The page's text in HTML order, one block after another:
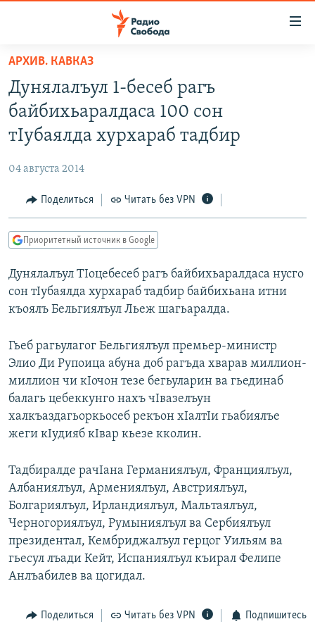
упрощенного
доступа
Вернуться
основному
Вернутся
Вернутся
поиску
ПОДКАСТЫ
АВТОРСКИЕ ПРОЕКТЫ
МНЕНИЯ
КУЛЬТУРА
КАВКАЗ.РЕАЛИИ
СЕВЕР.РЕАЛИИ
СИБИРЬ.РЕАЛИИ
ПОДПИШИТЕСЬ НА РАССЫЛКУ
СОЦИАЛЬНЫЕ СЕТИ
Все сайты РСЕ/РС
АРХИВ. КАВКАЗ
Дунялалъул 1-бесеб рагъ
байбихьаралдаса 100 сон
тIубаялда хурхараб тадбир
04 августа 2014
Поделиться Читать без VPN
Приоритетный источник в Google
Дунялалъул ТIоцебесеб рагъ байбихьаралдаса нусго
сон тIубаялда хурхараб тадбир байбихьана итни
къоялъ Бельгиялъул Льеж шагьаралда.
Гьеб рагьулагог Бельгиялъул премьер-министр
Элио Ди Рупоица абуна доб рагъда хварав миллион-
миллион чи кIочон тезе бегьуларин ва гьединаб
балагь цебеккунго нахъ чIвазелъун
халкъаздагьоркьосеб рекъон хIалтIи гьабиялъе
жеги кIудияб кIвар кьезе кколин.
Тадбиралде рачIана Германиялъул, Франциялъул,
Албаниялъул, Армениялъул, Австриялъул,
Болгариялъул, Ирландиялъул, Мальтаялъул,
Черногориялъул, Румыниялъул ва Сербиялъул
президентал, Кембриджалъул герцог Уильям ва
гьесул лъади Кейт, Испаниялъул къирал Фелипе
Анлъабилев ва цогидал.
Поделиться Читать без VPN Подпишитесь